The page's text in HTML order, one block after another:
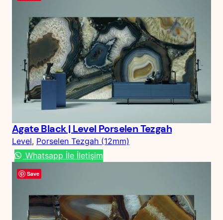
Agate Black | Level Porselen Tezgah
Level, Porselen Tezgah (12mm)
Whatsapp İle İletişim
Save